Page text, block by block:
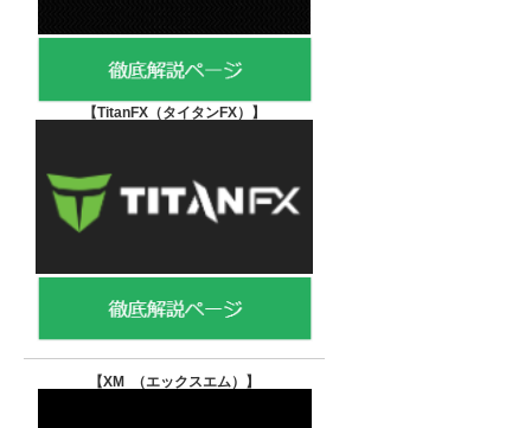
【TitanFX（タイタンFX） 】
【XM （エックスエム） 】